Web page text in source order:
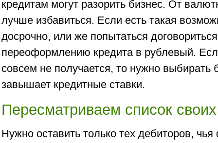
кредитам могут разорить бизнес. От
лучше избавиться. Если есть такая
досрочно, или же попытаться
переоформлению кредита в рублевый.
совсем не получается, то нужно выбирать
завышает кредитные ставки.
Пересматриваем список
Нужно оставить только тех дебиторов,